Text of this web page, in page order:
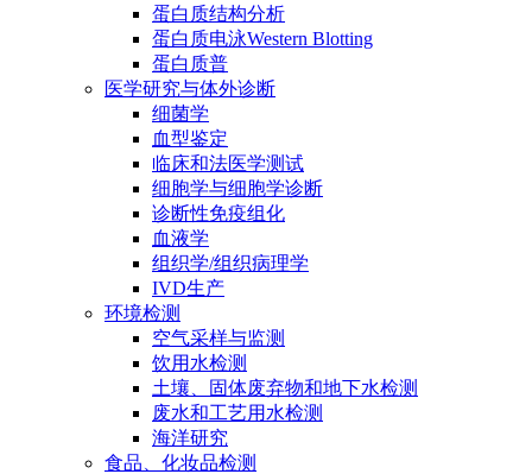
蛋白质结构分析
蛋白质电泳Western Blotting
蛋白质普
医学研究与体外诊断
细菌学
血型鉴定
临床和法医学测试
细胞学与细胞学诊断
诊断性免疫组化
血液学
组织学/组织病理学
IVD生产
环境检测
空气采样与监测
饮用水检测
土壤、固体废弃物和地下水检测
废水和工艺用水检测
海洋研究
食品、化妆品检测